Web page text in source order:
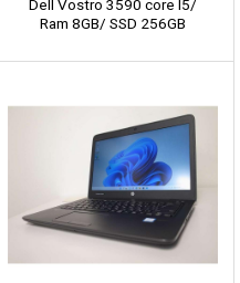
Dell Vostro 3590 core I5/
Ram 8GB/ SSD 256GB